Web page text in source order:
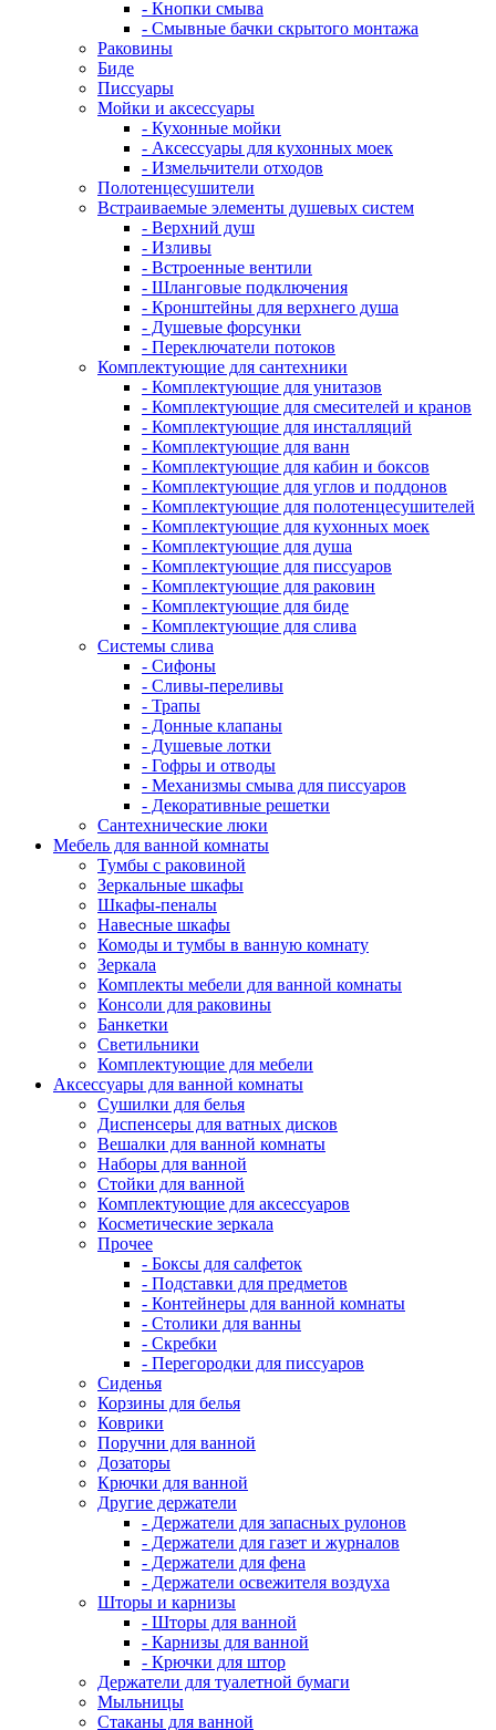
- Кнопки смыва
- Смывные бачки скрытого монтажа
Раковины
Биде
Писсуары
Мойки и аксессуары
- Кухонные мойки
- Аксессуары для кухонных моек
- Измельчители отходов
Полотенцесушители
Встраиваемые элементы душевых систем
- Верхний душ
- Изливы
- Встроенные вентили
- Шланговые подключения
- Кронштейны для верхнего душа
- Душевые форсунки
- Переключатели потоков
Комплектующие для сантехники
- Комплектующие для унитазов
- Комплектующие для смесителей и кранов
- Комплектующие для инсталляций
- Комплектующие для ванн
- Комплектующие для кабин и боксов
- Комплектующие для углов и поддонов
- Комплектующие для полотенцесушителей
- Комплектующие для кухонных моек
- Комплектующие для душа
- Комплектующие для писсуаров
- Комплектующие для раковин
- Комплектующие для биде
- Комплектующие для слива
Системы слива
- Сифоны
- Сливы-переливы
- Трапы
- Донные клапаны
- Душевые лотки
- Гофры и отводы
- Механизмы смыва для писсуаров
- Декоративные решетки
Сантехнические люки
Мебель для ванной комнаты
Тумбы с раковиной
Зеркальные шкафы
Шкафы-пеналы
Навесные шкафы
Комоды и тумбы в ванную комнату
Зеркала
Комплекты мебели для ванной комнаты
Консоли для раковины
Банкетки
Светильники
Комплектующие для мебели
Аксессуары для ванной комнаты
Сушилки для белья
Диспенсеры для ватных дисков
Вешалки для ванной комнаты
Наборы для ванной
Стойки для ванной
Комплектующие для аксессуаров
Косметические зеркала
Прочее
- Боксы для салфеток
- Подставки для предметов
- Контейнеры для ванной комнаты
- Столики для ванны
- Скребки
- Перегородки для писсуаров
Сиденья
Корзины для белья
Коврики
Поручни для ванной
Дозаторы
Крючки для ванной
Другие держатели
- Держатели для запасных рулонов
- Держатели для газет и журналов
- Держатели для фена
- Держатели освежителя воздуха
Шторы и карнизы
- Шторы для ванной
- Карнизы для ванной
- Крючки для штор
Держатели для туалетной бумаги
Мыльницы
Стаканы для ванной